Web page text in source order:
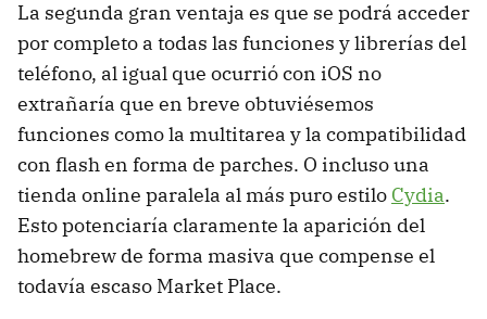
La segunda gran ventaja es que se podrá acceder
por completo a todas las funciones y librerías del
teléfono, al igual que ocurrió con iOS no
extrañaría que en breve obtuviésemos
funciones como la multitarea y la compatibilidad
con flash en forma de parches. O incluso una
tienda online paralela al más puro estilo Cydia.
Esto potenciaría claramente la aparición del
homebrew de forma masiva que compense el
todavía escaso Market Place.